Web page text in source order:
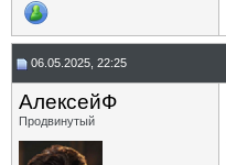
06.05.2025, 22:25
АлексейФ
Продвинутый